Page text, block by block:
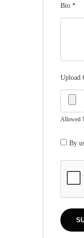
Bio *
Upload
Allowed
By